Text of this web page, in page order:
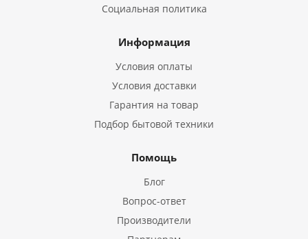
Социальная политика
Информация
Условия оплаты
Условия доставки
Гарантия на товар
Подбор бытовой техники
Помощь
Блог
Вопрос-ответ
Производители